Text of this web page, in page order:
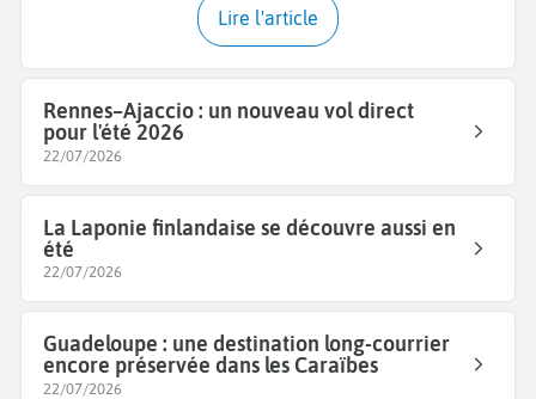
Lire l'article
Rennes–Ajaccio : un nouveau vol direct
pour l'été 2026
22/07/2026
La Laponie finlandaise se découvre aussi en
été
22/07/2026
Guadeloupe : une destination long-courrier
encore préservée dans les Caraïbes
22/07/2026